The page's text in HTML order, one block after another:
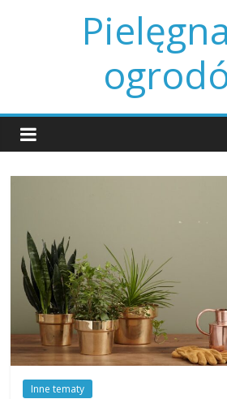
Inne tematy